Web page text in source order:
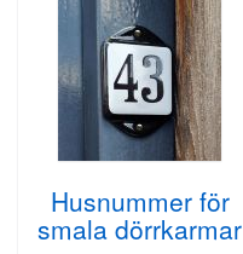
Husnummer för
smala dörrkarmar